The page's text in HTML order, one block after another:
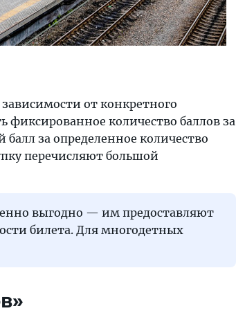
от конкретного
количество баллов за
за определенное количество
перечисляют большой
выгодно — им предоставляют
билета. Для многодетных